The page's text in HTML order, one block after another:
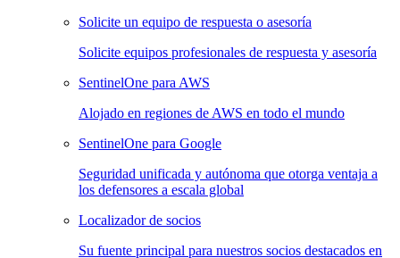
Solicite un equipo de respuesta o asesoría
Solicite equipos profesionales de respuesta y asesoría
SentinelOne para AWS
Alojado en regiones de AWS en todo el mundo
SentinelOne para Google
Seguridad unificada y autónoma que otorga ventaja a
los defensores a escala global
Localizador de socios
Su fuente principal para nuestros socios destacados en